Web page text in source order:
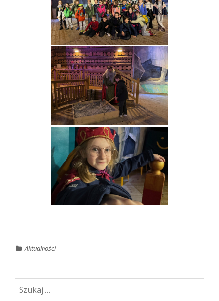
Aktualności
Szukaj: